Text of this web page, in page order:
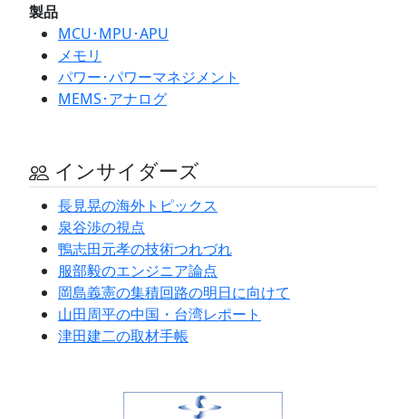
製品
MCU･MPU･APU
メモリ
パワー･パワーマネジメント
MEMS･アナログ
インサイダーズ
長見晃の海外トピックス
泉谷渉の視点
鴨志田元孝の技術つれづれ
服部毅のエンジニア論点
岡島義憲の集積回路の明日に向けて
山田周平の中国・台湾レポート
津田建二の取材手帳